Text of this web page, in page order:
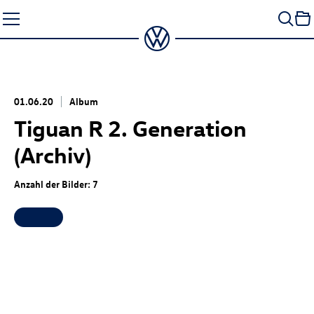
Seiteninhalt
springen
01.06.20 Album
Tiguan R 2. Generation
(Archiv)
Anzahl der Bilder: 7